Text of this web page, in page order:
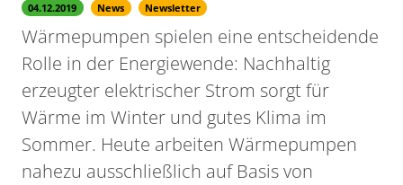
04.12.2019 News Newsletter
Wärmepumpen spielen eine entscheidende
Rolle in der Energiewende: Nachhaltig
erzeugter elektrischer Strom sorgt für
Wärme im Winter und gutes Klima im
Sommer. Heute arbeiten Wärmepumpen
nahezu ausschließlich auf Basis von